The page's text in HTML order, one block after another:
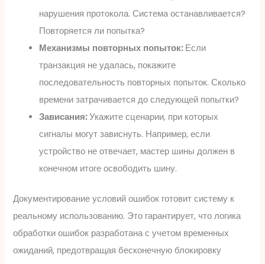
нарушения протокола. Система останавливается?
Повторяется ли попытка?
Механизмы повторных попыток:Если
транзакция не удалась, покажите
последовательность повторных попыток. Сколько
времени затрачивается до следующей попытки?
Зависания:Укажите сценарии, при которых
сигналы могут зависнуть. Например, если
устройство не отвечает, мастер шины должен в
конечном итоге освободить шину.
Документирование условий ошибок готовит систему к
реальному использованию. Это гарантирует, что логика
обработки ошибок разработана с учетом временных
ожиданий, предотвращая бесконечную блокировку